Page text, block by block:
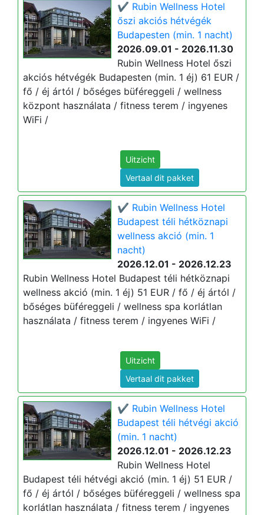
✔️ Rubin Wellness Hotel
őszi akciós hétvégék
Budapesten (min. 1 nacht)
2026.09.01 - 2026.11.30
Rubin Wellness Hotel őszi
akciós hétvégék Budapesten (min. 1 éj) 61 EUR /
fő / éj ártól / bőséges büféreggeli / wellness
központ használata / fitness terem / ingyenes
WiFi /
Uitzicht
Vertaal dit pakket
✔️ Rubin Wellness Hotel
Budapest téli hétköznapi
wellness akció (min. 1
nacht)
2026.12.01 - 2026.12.23
Rubin Wellness Hotel Budapest téli hétköznapi
wellness akció (min. 1 éj) 51 EUR / fő / éj ártól /
bőséges büféreggeli / wellness spa korlátlan
használata / fitness terem / ingyenes WiFi /
Uitzicht
Vertaal dit pakket
✔️ Rubin Wellness Hotel
Budapest téli hétvégi akció
(min. 1 nacht)
2026.12.01 - 2026.12.23
Rubin Wellness Hotel
Budapest téli hétvégi akció (min. 1 éj) 51 EUR /
fő / éj ártól / bőséges büféreggeli / wellness spa
korlátlan használata / fitness terem / ingyenes